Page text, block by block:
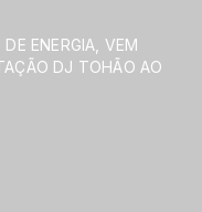
ENERGIA, VEM
DJ TOHÃO AO